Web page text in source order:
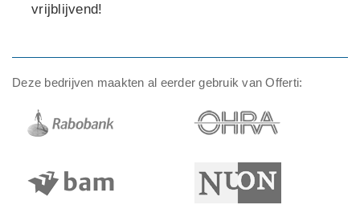
vrijblijvend!
Deze bedrijven maakten al eerder gebruik van Offerti: